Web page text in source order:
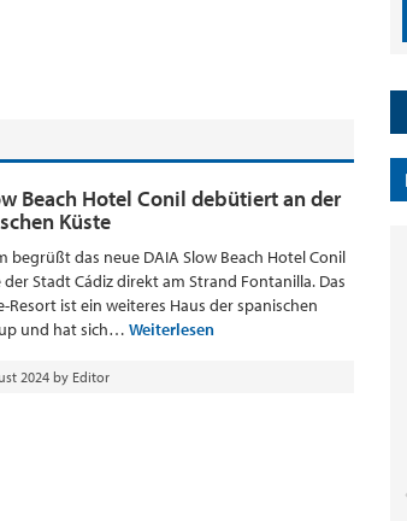
Beach Hotel Conil debütiert an der
Küste
begrüßt das neue DAIA Slow Beach Hotel Conil
der Stadt Cádiz direkt am Strand Fontanilla. Das
Resort ist ein weiteres Haus der spanischen
und hat sich… Weiterlesen
2024 by Editor